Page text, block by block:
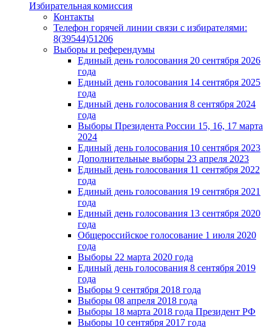
Избирательная комиссия
Контакты
Телефон горячей линии связи с избирателями:
8(39544)51206
Выборы и референдумы
Единый день голосования 20 сентября 2026
года
Единый день голосования 14 сентября 2025
года
Единый день голосования 8 сентября 2024
года
Выборы Президента России 15, 16, 17 марта
2024
Единый день голосования 10 сентября 2023
Дополнительные выборы 23 апреля 2023
Единый день голосования 11 сентября 2022
года
Единый день голосования 19 сентября 2021
года
Единый день голосования 13 сентября 2020
года
Общероссийское голосование 1 июля 2020
года
Выборы 22 марта 2020 года
Единый день голосования 8 сентября 2019
года
Выборы 9 сентября 2018 года
Выборы 08 апреля 2018 года
Выборы 18 марта 2018 года Президент РФ
Выборы 10 сентября 2017 года